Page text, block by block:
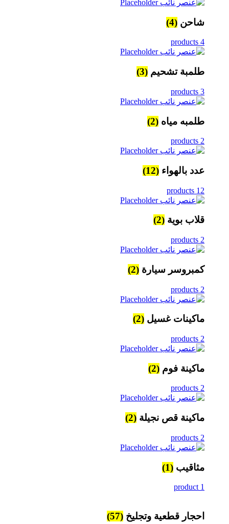
شاحن (4)
4 products
طلمبة تشحيم (3)
3 products
طلمبه مياه (2)
2 products
عدد بالهواء (12)
12 products
قلاب بوية (2)
2 products
كمبروسر سيارة (2)
2 products
ماكينات غسيل (2)
2 products
ماكينة فوم (2)
2 products
ماكينة قص نجيلة (2)
2 products
مثاقيب (1)
1 product
احجار قطعية وتجليخ (57)